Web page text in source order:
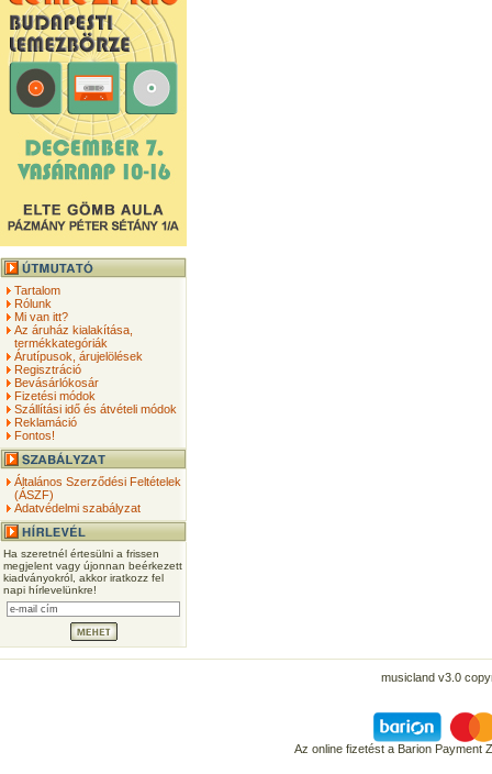
Tartalom
Rólunk
Mi van itt?
Az áruház kialakítása,
termékkategóriák
Árutípusok, árujelölések
Regisztráció
Bevásárlókosár
Fizetési módok
Szállítási idő és átvételi módok
Reklamáció
Fontos!
Általános Szerződési Feltételek
(ÁSZF)
Adatvédelmi szabályzat
Ha szeretnél értesülni a frissen
megjelent vagy újonnan beérkezett
kiadványokról, akkor iratkozz fel
napi hírlevelünkre!
musicland v3.0
Az online fizetést a Barion Payment